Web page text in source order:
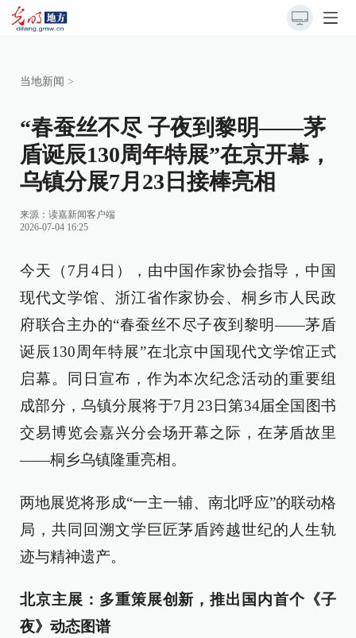
当地新闻 >
“春蚕丝不尽 子夜到黎明——茅
盾诞辰130周年特展”在京开幕，
乌镇分展7月23日接棒亮相
来源： 读嘉新闻客户端
2026-07-04 16:25
今天（7月4日），由中国作家协会指导，中国
现代文学馆、浙江省作家协会、桐乡市人民政
府联合主办的“春蚕丝不尽子夜到黎明——茅盾
诞辰130周年特展”在北京中国现代文学馆正式
启幕。同日宣布，作为本次纪念活动的重要组
成部分，乌镇分展将于7月23日第34届全国图书
交易博览会嘉兴分会场开幕之际，在茅盾故里
——桐乡乌镇隆重亮相。
两地展览将形成“一主一辅、南北呼应”的联动格
局，共同回溯文学巨匠茅盾跨越世纪的人生轨
迹与精神遗产。
北京主展：多重策展创新，推出国内首个《子
夜》动态图谱